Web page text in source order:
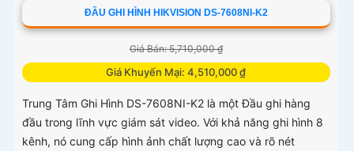
ĐẦU GHI HÌNH HIKVISION DS-7608NI-K2
Giá Bán: 5,710,000 ₫
Giá Khuyến Mại: 4,510,000 ₫
Trung Tâm Ghi Hình DS-7608NI-K2 là một Đầu ghi hàng
đầu trong lĩnh vực giám sát video. Với khả năng ghi hình 8
kênh, nó cung cấp hình ảnh chất lượng cao và rõ nét